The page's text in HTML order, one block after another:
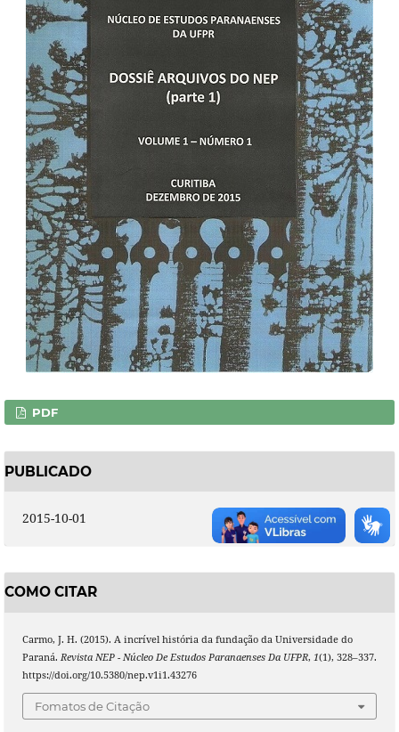
PDF
PUBLICADO
2015-10-01
COMO CITAR
Carmo, J. H. (2015). A incrível história da fundação da Universidade do
Paraná. Revista NEP - Núcleo De Estudos Paranaenses Da UFPR, 1(1), 328–337.
https://doi.org/10.5380/nep.v1i1.43276
Fomatos de Citação